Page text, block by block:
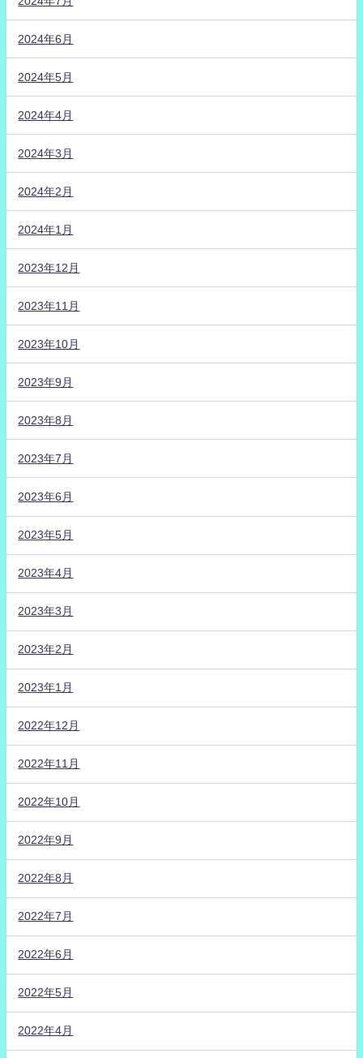
2024年6月
2024年5月
2024年4月
2024年3月
2024年2月
2024年1月
2023年12月
2023年11月
2023年10月
2023年9月
2023年8月
2023年7月
2023年6月
2023年5月
2023年4月
2023年3月
2023年2月
2023年1月
2022年12月
2022年11月
2022年10月
2022年9月
2022年8月
2022年7月
2022年6月
2022年5月
2022年4月